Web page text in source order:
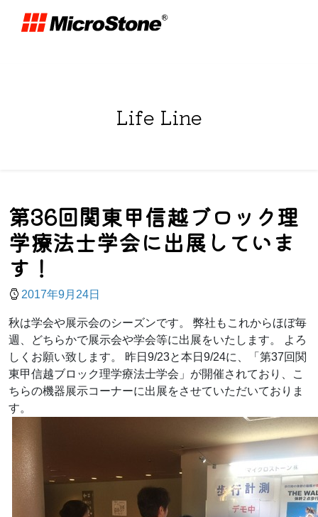
Life Line
第36回関東甲信越ブロック理
学療法士学会に出展していま
す！
2017年9月24日
秋は学会や展示会のシーズンです。 弊社もこれからほぼ毎
週、どちらかで展示会や学会等に出展をいたします。 よろ
しくお願い致します。 昨日9/23と本日9/24に、「第37回関
東甲信越ブロック理学療法士学会」が開催されており、こ
ちらの機器展示コーナーに出展をさせていただいておりま
す。